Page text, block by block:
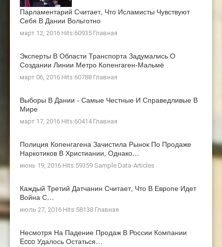
Парламентарий Считает, Что Исламисты Чувствуют
Себя В Дании Вольготно
март 12, 2016 Hits:60935 Главная
Эксперты В Области Транспорта Задумались О
Создании Линии Метро Копенгаген-Мальмё
март 06, 2016 Hits:60788 Главная
Выборы В Дании - Самые Честные И Справедливые В
Мире
март 17, 2016 Hits:60414 Главная
Полиция Копенгагена Зачистила Рынок По Продаже
Наркотиков В Христиании, Однако…
июнь 19, 2016 Hits:59359 Sample Data-Articles
Каждый Третий Датчанин Считает, Что В Европе Идет
Война С…
июль 27, 2016 Hits:58138 Главная
Несмотря На Падение Продаж В России Компании
Ecco Удалось Остаться…